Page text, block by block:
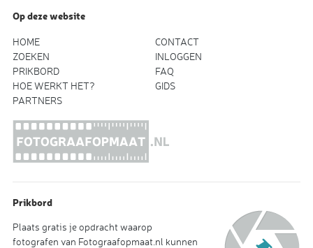
Op deze website
HOME
CONTACT
ZOEKEN
INLOGGEN
PRIKBORD
FAQ
HOE WERKT HET?
GIDS
PARTNERS
Prikbord
Plaats gratis je opdracht waarop
fotografen van Fotograafopmaat.nl kunnen